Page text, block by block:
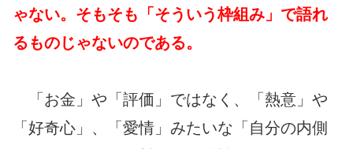
ゃない。そもそも「そういう枠組み」で語れ
るものじゃないのである。
「お金」や「評価」ではなく、「熱意」や
「好奇心」、「愛情」みたいな「自分の内側